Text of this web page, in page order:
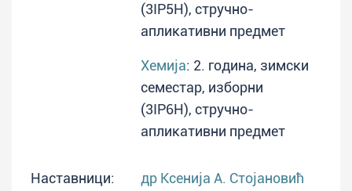
(3IP5H), стручно-
апликативни предмет
Хемија: 2. година, зимски
семестар, изборни
(3IP6H), стручно-
апликативни предмет
Наставници:
др Ксенија А. Стојановић